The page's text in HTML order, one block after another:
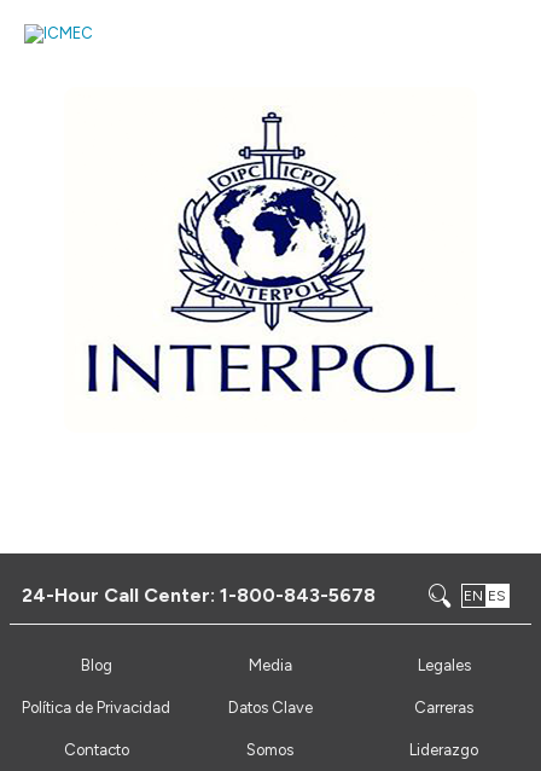
24-Hour Call Center:1-800-843-5678 EN ES
Blog Media Legales
Política de Privacidad Datos Clave Carreras
Contacto Somos Liderazgo